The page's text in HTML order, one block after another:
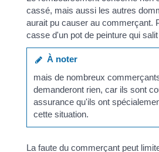
cassé, mais aussi les autres
aurait pu causer au commerçant.
casse d'un pot de peinture qui
À noter
mais de nombreux
demanderont rien, car ils sont
assurance qu'ils ont
cette situation.
La faute du commerçant peut